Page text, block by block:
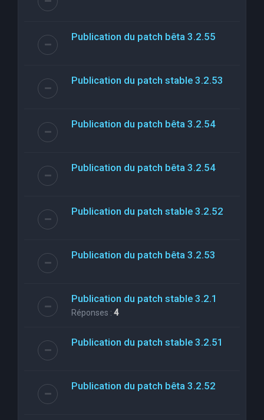
Publication du patch bêta 3.2.55
Publication du patch stable 3.2.53
Publication du patch bêta 3.2.54
Publication du patch bêta 3.2.54
Publication du patch stable 3.2.52
Publication du patch bêta 3.2.53
Publication du patch stable 3.2.1
Réponses : 4
Publication du patch stable 3.2.51
Publication du patch bêta 3.2.52